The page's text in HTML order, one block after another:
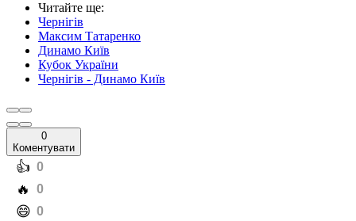
Читайте ще:
Чернігів
Максим Татаренко
Динамо Київ
Кубок України
Чернігів - Динамо Київ
0
Коментувати
️👍 0
️🔥 0
️😄 0